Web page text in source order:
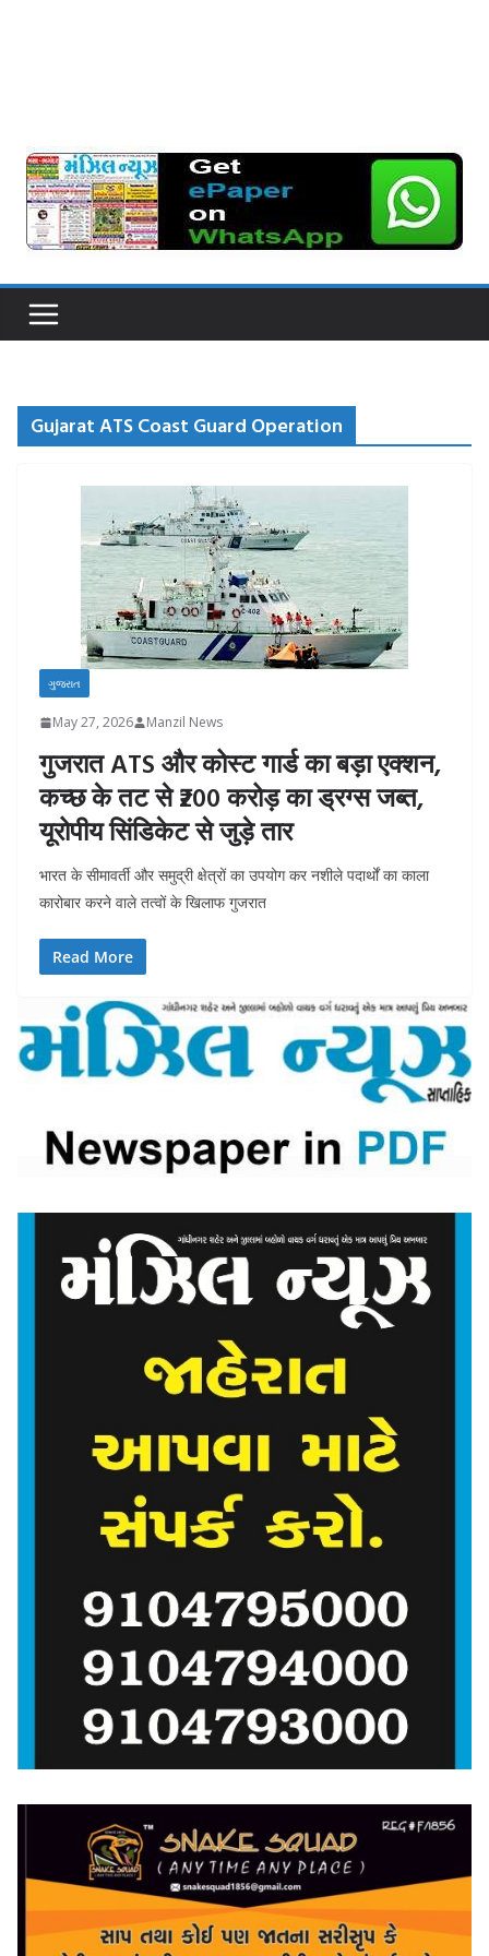
Gujarat ATS Coast Guard Operation
ગુજરાત
May 27, 2026 Manzil News
गुजरात ATS और कोस्ट गार्ड का बड़ा एक्शन,
कच्छ के तट से ₹200 करोड़ का ड्रग्स जब्त,
यूरोपीय सिंडिकेट से जुड़े तार
भारत के सीमावर्ती और समुद्री क्षेत्रों का उपयोग कर नशीले पदार्थों का काला
कारोबार करने वाले तत्वों के खिलाफ गुजरात
Read More